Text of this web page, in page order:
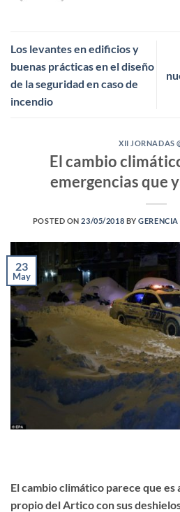
Los levantes en edificios y
buenas prácticas en el diseño
de la seguridad en caso de
incendio
XII JORNADAS
El cambio
emergencias que
POSTED ON23/05/2018 BY
23
May
El cambio climático parece que es
propio del Artico con sus